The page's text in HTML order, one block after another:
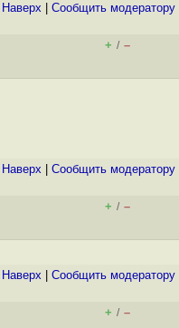
Наверх Cообщить модератору
+ / –
Наверх Cообщить модератору
+ / –
Наверх Cообщить модератору
+ / –